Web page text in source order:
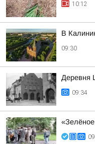
10:12
В
09:30
Деревня
09:34
«Зелёное